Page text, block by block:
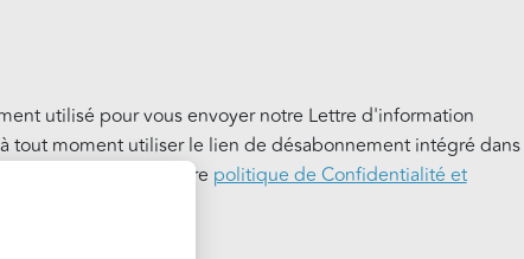
utilisé pour vous envoyer notre Lettre d'information
tout moment utiliser le lien de désabonnement intégré dans
En savoir plus sur notre politique de Confidentialité et